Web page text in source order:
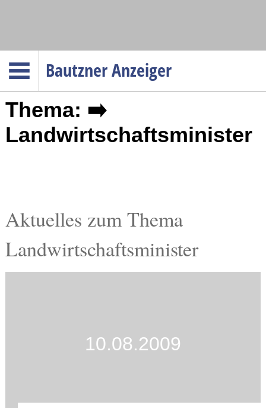
Bautzner Anzeiger
Menüpunkte
Startseite
Gesellschaft
Gesundheit
Thema: ➡️
Landwirtschaftsminister
Aktuelles zum Thema
Landwirtschaftsminister
10.08.2009